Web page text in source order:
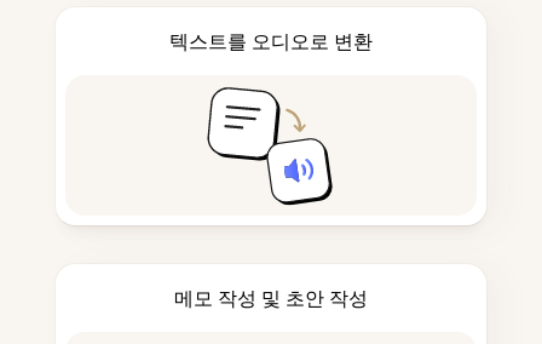
텍스트를 오디오로 변환
메모 작성 및 초안 작성